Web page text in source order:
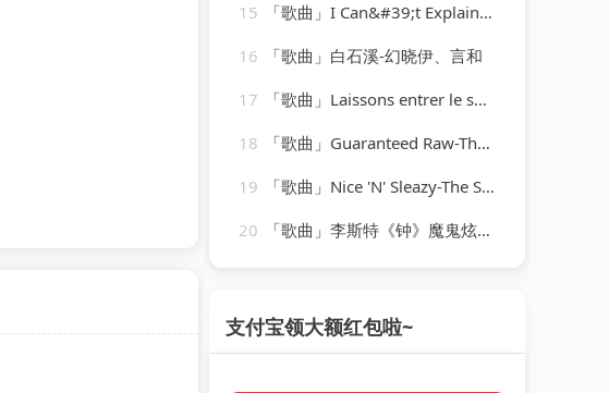
15
「歌曲」I Can&#39;t Explain-Iggy Pop、K.K. Downing、Derek Sherinian
16
「歌曲」白石溪-幻晓伊、言和
17
「歌曲」Laissons entrer le soleil-François & The New Frenchies
18
「歌曲」Guaranteed Raw-The Notorious B.I.G
19
「歌曲」Nice 'N' Sleazy-The Stranglers
20
「歌曲」李斯特《钟》魔鬼炫技废手练习曲-姚悦钢琴老师
支付宝领大额红包啦~